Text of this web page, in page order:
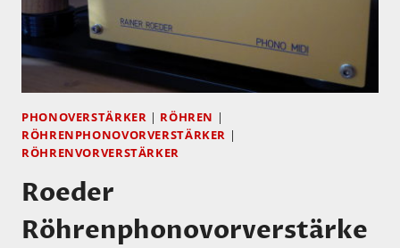
PHONOVERSTÄRKER | RÖHREN |
RÖHRENPHONOVORVERSTÄRKER |
RÖHRENVORVERSTÄRKER
Roeder
Röhrenphonovorverstärke